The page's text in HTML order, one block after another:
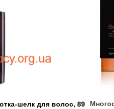
шелк для волос, 89